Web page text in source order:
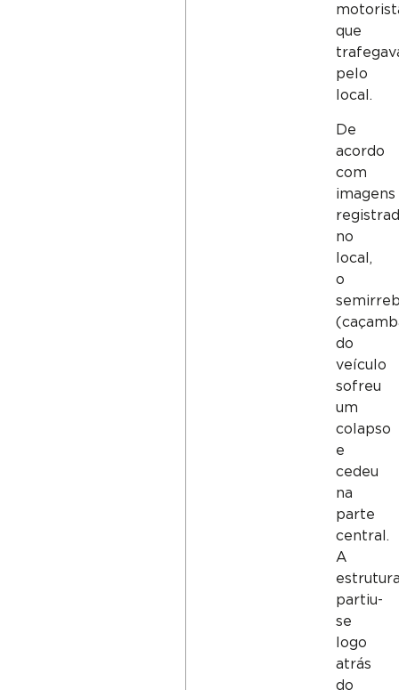
que
pelo
local.
De
acordo
com
imagens
no
local,
o
do
veículo
sofreu
um
colapso
e
cedeu
na
parte
central.
A
partiu-
se
logo
atrás
do